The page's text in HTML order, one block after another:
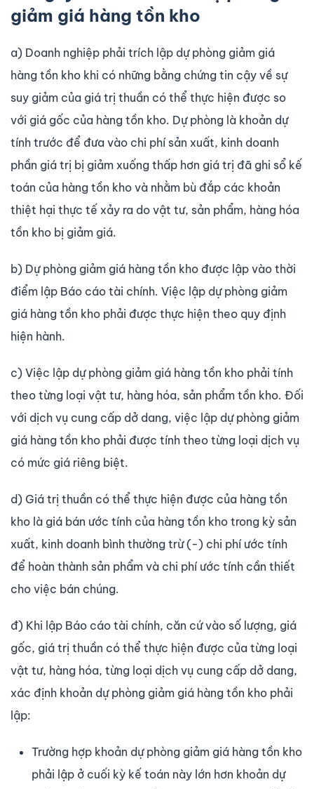
giảm giá hàng tồn kho
a) Doanh nghiệp phải trích lập dự phòng giảm giá
hàng tồn kho khi có những bằng chứng tin cậy về sự
suy giảm của giá trị thuần có thể thực hiện được so
với giá gốc của hàng tồn kho. Dự phòng là khoản dự
tính trước để đưa vào chi phí sản xuất, kinh doanh
phần giá trị bị giảm xuống thấp hơn giá trị đã ghi sổ kế
toán của hàng tồn kho và nhằm bù đắp các khoản
thiệt hại thực tế xảy ra do vật tư, sản phẩm, hàng hóa
tồn kho bị giảm giá.
b) Dự phòng giảm giá hàng tồn kho được lập vào thời
điểm lập Báo cáo tài chính. Việc lập dự phòng giảm
giá hàng tồn kho phải được thực hiện theo quy định
hiện hành.
c) Việc lập dự phòng giảm giá hàng tồn kho phải tính
theo từng loại vật tư, hàng hóa, sản phẩm tồn kho. Đối
với dịch vụ cung cấp dở dang, việc lập dự phòng giảm
giá hàng tồn kho phải được tính theo từng loại dịch vụ
có mức giá riêng biệt.
d) Giá trị thuần có thể thực hiện được của hàng tồn
kho là giá bán ước tính của hàng tồn kho trong kỳ sản
xuất, kinh doanh bình thường trừ (-) chi phí ước tính
để hoàn thành sản phẩm và chi phí ước tính cần thiết
cho việc bán chúng.
đ) Khi lập Báo cáo tài chính, căn cứ vào số lượng, giá
gốc, giá trị thuần có thể thực hiện được của từng loại
vật tư, hàng hóa, từng loại dịch vụ cung cấp dở dang,
xác định khoản dự phòng giảm giá hàng tồn kho phải
lập:
Trường hợp khoản dự phòng giảm giá hàng tồn kho
phải lập ở cuối kỳ kế toán này lớn hơn khoản dự